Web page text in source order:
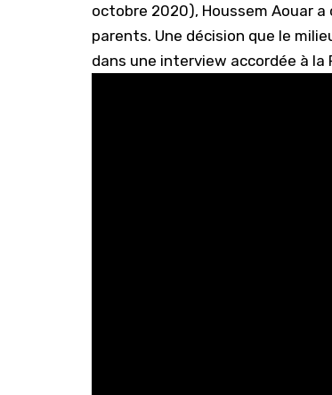
octobre 2020), Houssem Aouar
parents. Une décision que le
dans une interview accordée à